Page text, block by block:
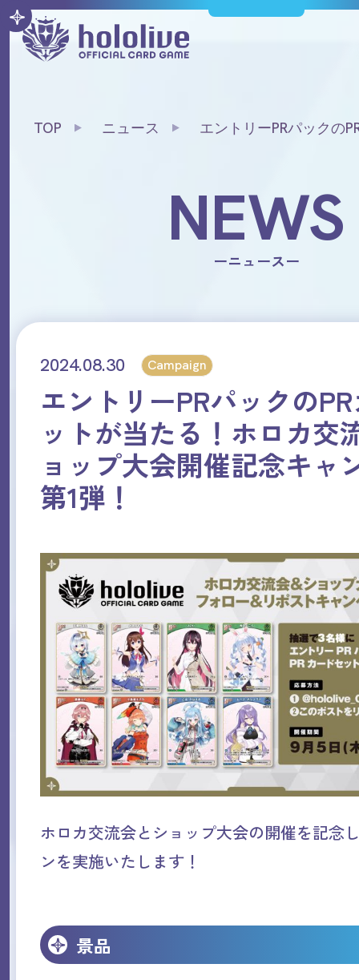
TOP ニュース
エントリーPRパックの
NEWS
ーニュースー
2024.08.30 Campaign
エントリーPRパックの
ットが当たる！ホロカ交
ョップ大会開催記念キャ
第1弾！
ホロカ交流会とショップ大会の開催を記念
ンを実施いたします！
景品